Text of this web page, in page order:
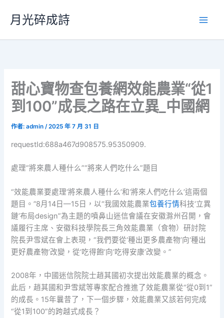
要
月光碎成詩
甜心寶物查包養網效能農業“從1
到100”成長之路在立異_中國網
作者:admin/2025 年 7 月 31 日
requestId:688a467d908575.95350909.
處理“將來農人種什么”“將來人們吃什么”題目
“效能農業要處理‘將來農人種什么’和‘將來人們吃什么’這兩個
題目。”8月14日—15日，以“我國效能農業包養行情科技‘立異
鏈’布局design”為主題的噴鼻山迷信會議在安徽滁州召開，會
議履行主席、安徽科技學院長三角效能農業（食物）研討院
院長尹雪斌在會上表現，“我們要從‘種出更多農產物’向‘種出
更好農產物’改變，從‘吃得飽’向‘吃得安康’改變。”
2008年，中國迷信院院士趙其國初次提出效能農業的概念。
此后，趙其國和尹雪斌等專家配合推進了效能農業從“從0到1”
的成長。15年曩昔了，下一個步驟，效能農業又該若何完成
“從1到100”的跨越式成長？